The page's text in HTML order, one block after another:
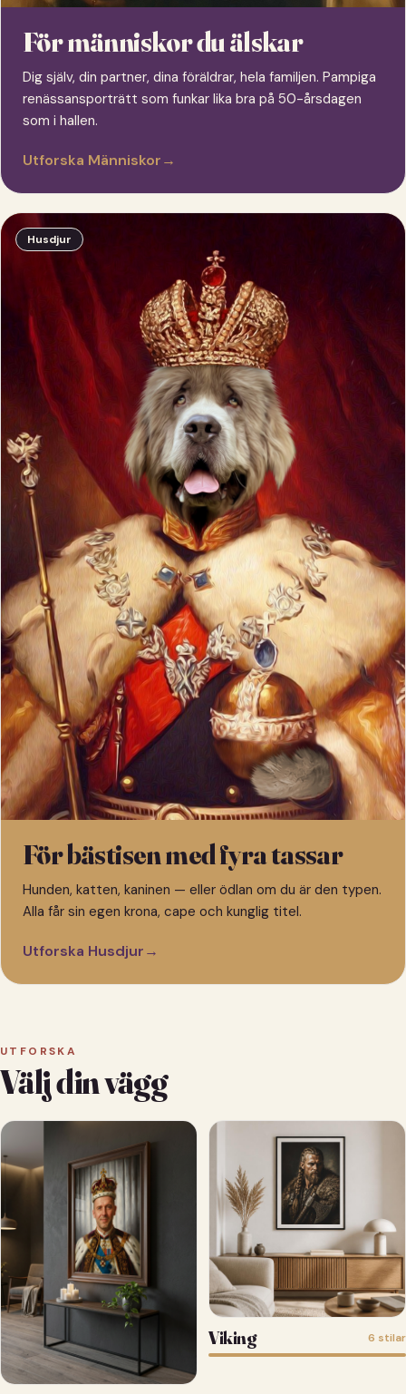
För människor du älskar
Dig själv, din partner, dina föräldrar, hela familjen. Pampiga
renässansporträtt som funkar lika bra på 50-årsdagen
som i hallen.
Utforska Människor→
Husdjur
För bästisen med fyra tassar
Hunden, katten, kaninen — eller ödlan om du är den typen.
Alla får sin egen krona, cape och kunglig titel.
Utforska Husdjur→
UTFORSKA
Välj din vägg
Viking 6 stilar